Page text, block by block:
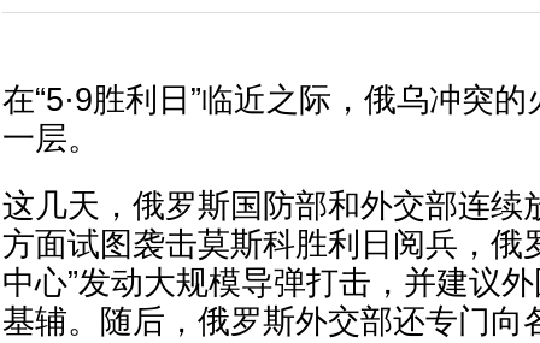
在“5·9胜利日”临近之际，俄乌冲突
一层。
这几天，俄罗斯国防部和外交部连续
方面试图袭击莫斯科胜利日阅兵，俄
中心”发动大规模导弹打击，并建议
基辅。随后，俄罗斯外交部还专门向